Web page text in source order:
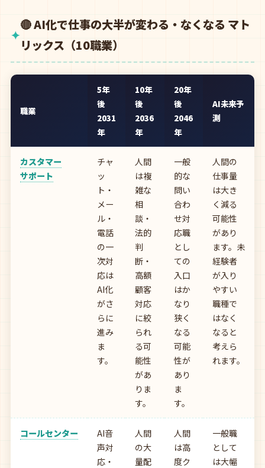
🔴 AI化で仕事の大半が変わる・なくなる マト
リックス（10職業）
職業
5年
後
2031
年
10年
後
2036
年
20年
後
2046
年
AI未来予
測
カスタマー
サポート
チャ
ッ
ト・
メー
ル・
電話
の一
次対
応は
AI化
がさ
らに
進み
ま
す。
人間
は複
雑な
相
談・
法的
判
断・
高額
顧客
対応
に絞
られ
る可
能性
があ
りま
す。
一般
的な
問い
合わ
せ対
応職
とし
ての
入口
はか
なり
狭く
なる
可能
性が
あり
ま
す。
人間の
仕事量
は大き
く減る
可能性
があり
ます。未
経験者
が入り
やすい
職種で
はなく
なると
考えら
れます。
コールセンター
AI音
声対
応・
人間
の大
量配
人間
は高
度ク
一般職
として
は大幅